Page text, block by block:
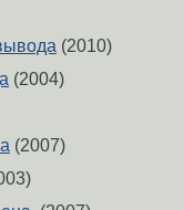
(2010)
(2004)
(2007)